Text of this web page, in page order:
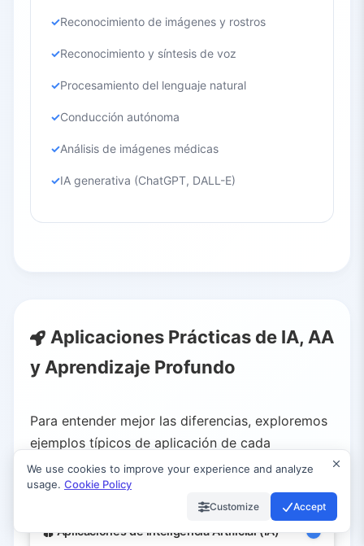
Reconocimiento de imágenes y rostros
Reconocimiento y síntesis de voz
Procesamiento del lenguaje natural
Conducción autónoma
Análisis de imágenes médicas
IA generativa (ChatGPT, DALL-E)
Aplicaciones Prácticas de IA, AA
y Aprendizaje Profundo
Para entender mejor las diferencias, exploremos
ejemplos típicos de aplicación de cada
tecnología en escenarios reales:
Aplicaciones de Inteligencia Artificial (IA)
We use cookies to improve your experience and analyze
usage. Cookie Policy
Customize Accept